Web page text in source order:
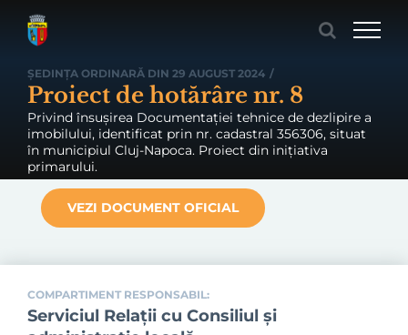
ȘEDINȚA ORDINARĂ DIN 29 AUGUST 2024 /
Proiect de hotărâre nr. 8
Privind însușirea Documentației tehnice de dezlipire a
imobilului, identificat prin nr. cadastral 356306, situat
în municipiul Cluj-Napoca. Proiect din inițiativa
primarului.
VEZI DOCUMENT OFICIAL
COMPARTIMENT RESPONSABIL:
Serviciul Relaţii cu Consiliul şi